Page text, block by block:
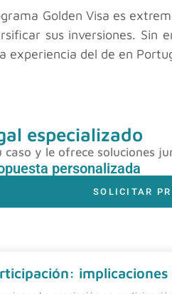
Golden Visa es
sus inversiones.
experiencia del de en
especializado
y le ofrece soluciones
personalizada
SOLICITAR